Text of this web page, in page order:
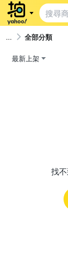
全部分類
最新上架
找